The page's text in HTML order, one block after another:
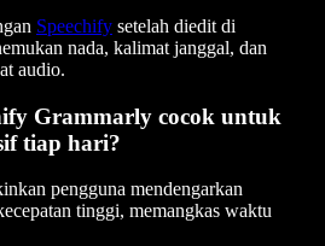
Speechify setelah diedit di
nada, kalimat janggal, dan
audio.
Grammarly cocok untuk
tiap hari?
pengguna mendengarkan
tinggi, memangkas waktu